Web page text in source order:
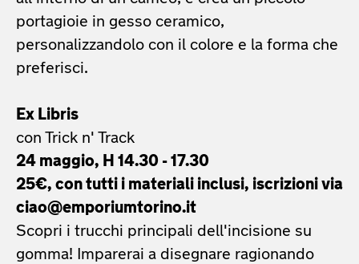
portagioie in gesso ceramico,
personalizzandolo con il colore e la forma che
preferisci.
Ex Libris
con Trick n' Track
24 maggio, H 14.30 - 17.30
25€, con tutti i materiali inclusi, iscrizioni via
ciao@emporiumtorino.it
Scopri i trucchi principali dell'incisione su
gomma! Imparerai a disegnare ragionando